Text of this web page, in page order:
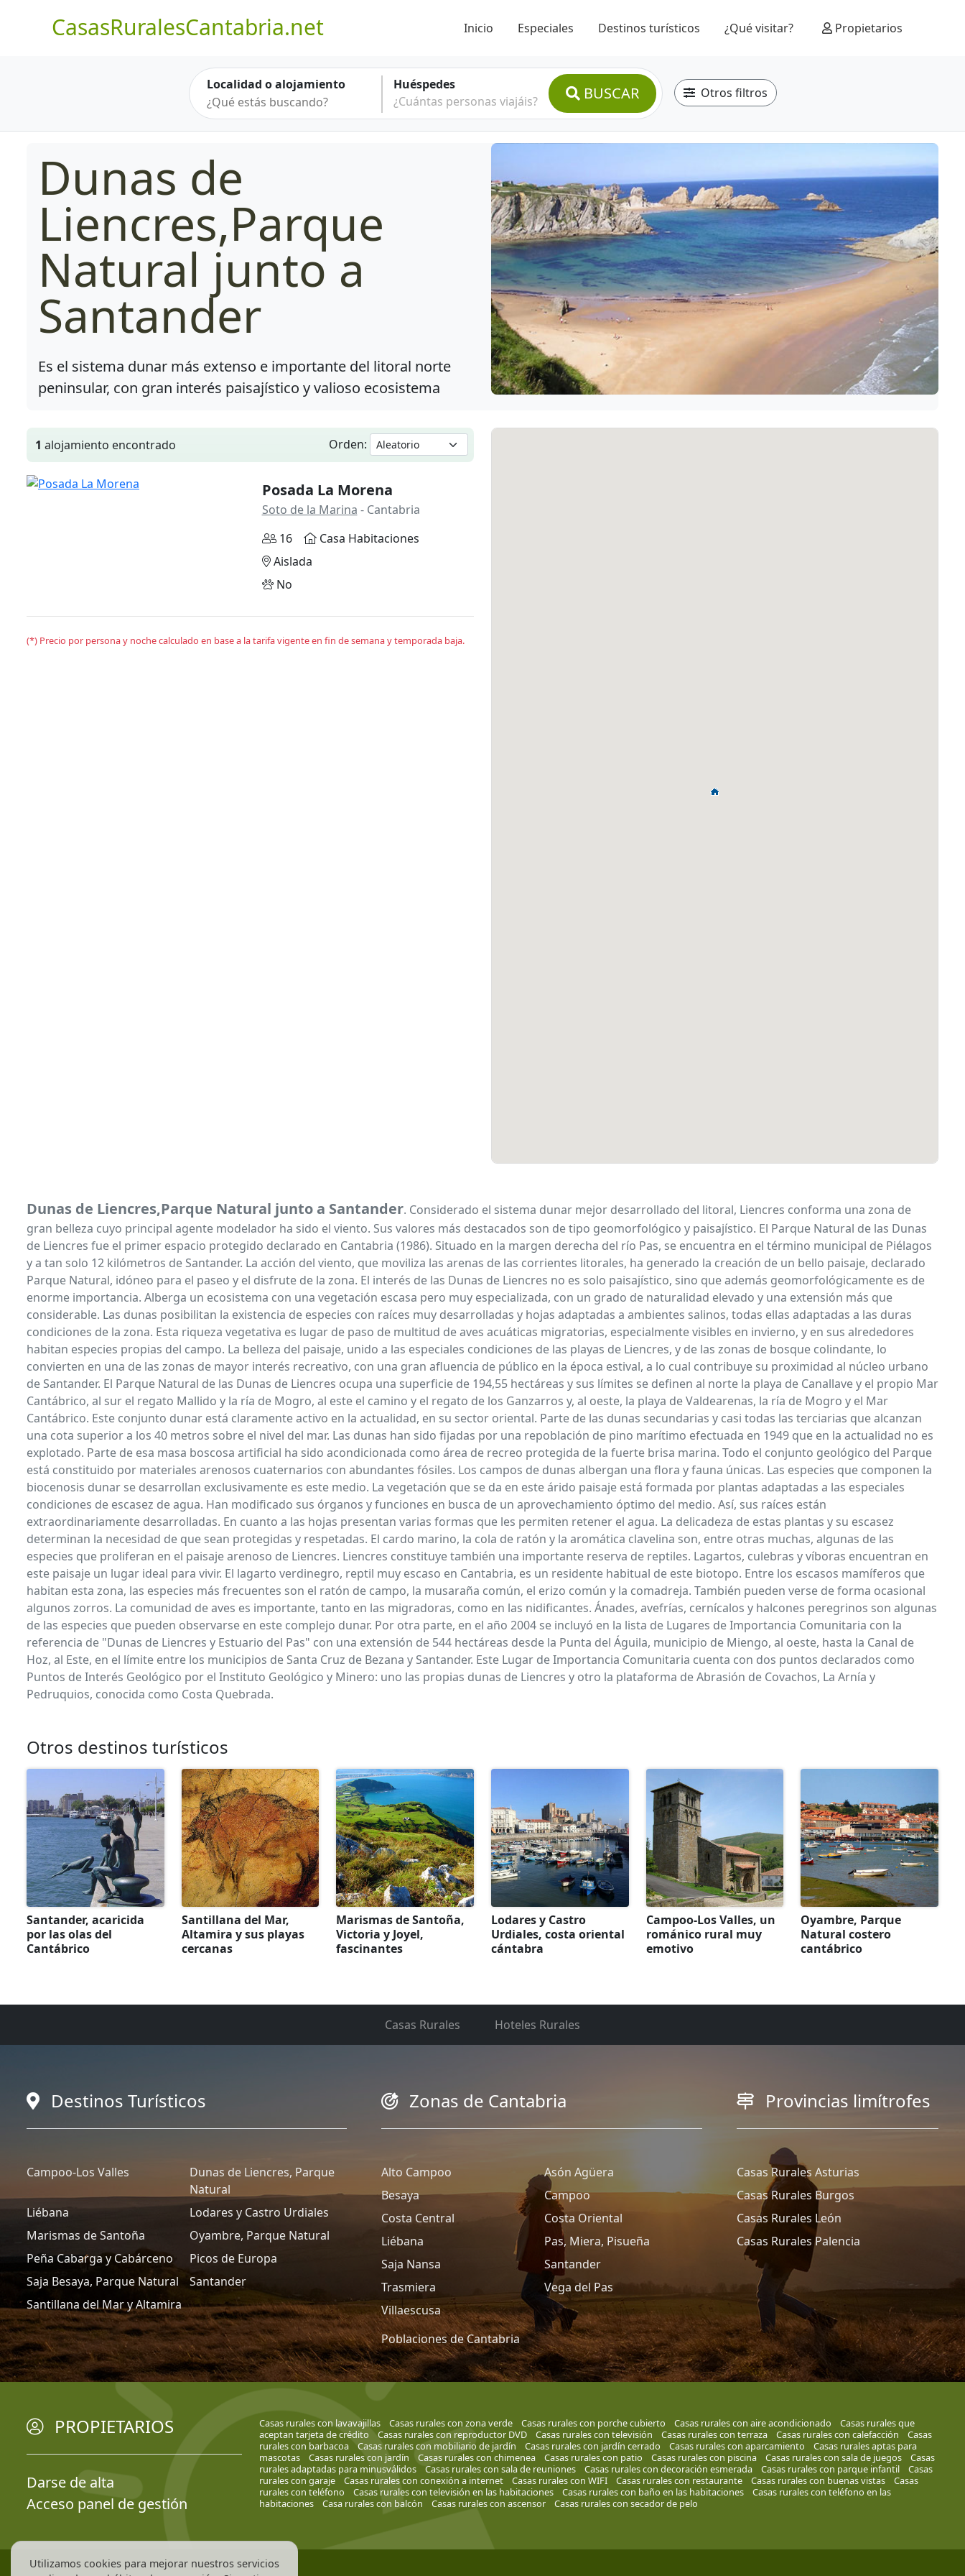
CasasRuralesCantabria.net Inicio Especiales Destinos turísticos ¿Qué visitar? Propietarios
Localidad o alojamiento
Huéspedes
¿Cuántas personas viajáis?
BUSCAR Otros filtros
Dunas de
Liencres,Parque
Natural junto a
Santander
Es el sistema dunar más extenso e importante del litoral norte
peninsular, con gran interés paisajístico y valioso ecosistema
1 alojamiento encontrado Orden:
Posada La Morena
Soto de la Marina - Cantabria
16
Casa Habitaciones
Aislada
No
(*) Precio por persona y noche calculado en base a la tarifa vigente en fin de semana y temporada baja.
Dunas de Liencres,Parque Natural junto a Santander. Considerado el sistema dunar mejor desarrollado del litoral, Liencres conforma una zona de
gran belleza cuyo principal agente modelador ha sido el viento. Sus valores más destacados son de tipo geomorfológico y paisajístico. El Parque Natural de las Dunas
de Liencres fue el primer espacio protegido declarado en Cantabria (1986). Situado en la margen derecha del río Pas, se encuentra en el término municipal de Piélagos
y a tan solo 12 kilómetros de Santander. La acción del viento, que moviliza las arenas de las corrientes litorales, ha generado la creación de un bello paisaje, declarado
Parque Natural, idóneo para el paseo y el disfrute de la zona. El interés de las Dunas de Liencres no es solo paisajístico, sino que además geomorfológicamente es de
enorme importancia. Alberga un ecosistema con una vegetación escasa pero muy especializada, con un grado de naturalidad elevado y una extensión más que
considerable. Las dunas posibilitan la existencia de especies con raíces muy desarrolladas y hojas adaptadas a ambientes salinos, todas ellas adaptadas a las duras
condiciones de la zona. Esta riqueza vegetativa es lugar de paso de multitud de aves acuáticas migratorias, especialmente visibles en invierno, y en sus alrededores
habitan especies propias del campo. La belleza del paisaje, unido a las especiales condiciones de las playas de Liencres, y de las zonas de bosque colindante, lo
convierten en una de las zonas de mayor interés recreativo, con una gran afluencia de público en la época estival, a lo cual contribuye su proximidad al núcleo urbano
de Santander. El Parque Natural de las Dunas de Liencres ocupa una superficie de 194,55 hectáreas y sus límites se definen al norte la playa de Canallave y el propio Mar
Cantábrico, al sur el regato Mallido y la ría de Mogro, al este el camino y el regato de los Ganzarros y, al oeste, la playa de Valdearenas, la ría de Mogro y el Mar
Cantábrico. Este conjunto dunar está claramente activo en la actualidad, en su sector oriental. Parte de las dunas secundarias y casi todas las terciarias que alcanzan
una cota superior a los 40 metros sobre el nivel del mar. Las dunas han sido fijadas por una repoblación de pino marítimo efectuada en 1949 que en la actualidad no es
explotado. Parte de esa masa boscosa artificial ha sido acondicionada como área de recreo protegida de la fuerte brisa marina. Todo el conjunto geológico del Parque
está constituido por materiales arenosos cuaternarios con abundantes fósiles. Los campos de dunas albergan una flora y fauna únicas. Las especies que componen la
biocenosis dunar se desarrollan exclusivamente es este medio. La vegetación que se da en este árido paisaje está formada por plantas adaptadas a las especiales
condiciones de escasez de agua. Han modificado sus órganos y funciones en busca de un aprovechamiento óptimo del medio. Así, sus raíces están
extraordinariamente desarrolladas. En cuanto a las hojas presentan varias formas que les permiten retener el agua. La delicadeza de estas plantas y su escasez
determinan la necesidad de que sean protegidas y respetadas. El cardo marino, la cola de ratón y la aromática clavelina son, entre otras muchas, algunas de las
especies que proliferan en el paisaje arenoso de Liencres. Liencres constituye también una importante reserva de reptiles. Lagartos, culebras y víboras encuentran en
este paisaje un lugar ideal para vivir. El lagarto verdinegro, reptil muy escaso en Cantabria, es un residente habitual de este biotopo. Entre los escasos mamíferos que
habitan esta zona, las especies más frecuentes son el ratón de campo, la musaraña común, el erizo común y la comadreja. También pueden verse de forma ocasional
algunos zorros. La comunidad de aves es importante, tanto en las migradoras, como en las nidificantes. Ánades, avefrías, cernícalos y halcones peregrinos son algunas
de las especies que pueden observarse en este complejo dunar. Por otra parte, en el año 2004 se incluyó en la lista de Lugares de Importancia Comunitaria con la
referencia de "Dunas de Liencres y Estuario del Pas" con una extensión de 544 hectáreas desde la Punta del Águila, municipio de Miengo, al oeste, hasta la Canal de
Hoz, al Este, en el límite entre los municipios de Santa Cruz de Bezana y Santander. Este Lugar de Importancia Comunitaria cuenta con dos puntos declarados como
Puntos de Interés Geológico por el Instituto Geológico y Minero: uno las propias dunas de Liencres y otro la plataforma de Abrasión de Covachos, La Arnía y
Pedruquios, conocida como Costa Quebrada.
Otros destinos turísticos
Santander, acaricida
por las olas del
Cantábrico
Santillana del Mar,
Altamira y sus playas
cercanas
Marismas de Santoña,
Victoria y Joyel,
fascinantes
Lodares y Castro
Urdiales, costa oriental
cántabra
Campoo-Los Valles, un
románico rural muy
emotivo
Oyambre, Parque
Natural costero
cantábrico
Casas Rurales Hoteles Rurales
Destinos Turísticos
Campoo-Los Valles
Dunas de Liencres, Parque
Natural
Liébana
Lodares y Castro Urdiales
Marismas de Santoña
Oyambre, Parque Natural
Peña Cabarga y Cabárceno
Picos de Europa
Saja Besaya, Parque Natural
Santander
Santillana del Mar y Altamira
Zonas de Cantabria
Alto Campoo
Asón Agüera
Besaya
Campoo
Costa Central
Costa Oriental
Liébana
Pas, Miera, Pisueña
Saja Nansa
Santander
Trasmiera
Vega del Pas
Villaescusa
Poblaciones de Cantabria
Provincias limítrofes
Casas Rurales Asturias
Casas Rurales Burgos
Casas Rurales León
Casas Rurales Palencia
PROPIETARIOS
Darse de alta
Acceso panel de gestión
Casas rurales con lavavajillas Casas rurales con zona verde Casas rurales con porche cubierto Casas rurales con aire acondicionado
Casas rurales que
aceptan tarjeta de crédito
Casas rurales con reproductor DVD Casas rurales con televisión Casas rurales con terraza Casas rurales con calefacción
Casas
rurales con barbacoa
Casas rurales con mobiliario de jardín Casas rurales con jardín cerrado Casas rurales con aparcamiento
Casas rurales aptas para
mascotas
Casas rurales con jardín Casas rurales con chimenea Casas rurales con patio Casas rurales con piscina Casas rurales con sala de juegos
Casas
rurales adaptadas para minusválidos
Casas rurales con sala de reuniones Casas rurales con decoración esmerada Casas rurales con parque infantil
Casas
rurales con garaje
Casas rurales con conexión a internet Casas rurales con WIFI Casas rurales con restaurante Casas rurales con buenas vistas
Casas
rurales con teléfono
Casas rurales con televisión en las habitaciones Casas rurales con baño en las habitaciones
Casas rurales con teléfono en las
habitaciones
Casa rurales con balcón Casas rurales con ascensor Casas rurales con secador de pelo
Utilizamos cookies para mejorar nuestros servicios